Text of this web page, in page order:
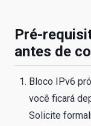
Pré-
antes de
Bloco IPv6
você ficará
Solicite